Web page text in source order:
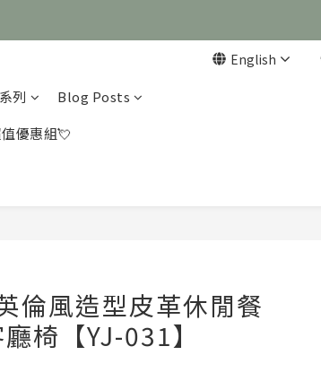
English
列
Blog Posts
優惠組💘
倫風造型皮革休閒餐
椅【YJ-031】